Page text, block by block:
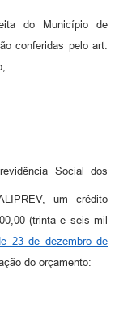
do Município de
conferidas pelo art.
Social dos
um crédito
(trinta e seis mil
23 de dezembro de
do orçamento: